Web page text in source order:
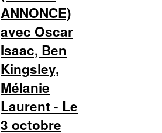
ANNONCE)
avec Oscar
Isaac, Ben
Kingsley,
Mélanie
Laurent - Le
3 octobre